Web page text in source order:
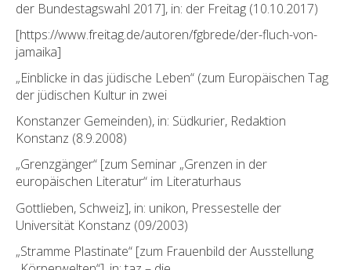
der Bundestagswahl 2017], in: der Freitag (10.10.2017)
[https://www.freitag.de/autoren/fgbrede/der-fluch-von-
jamaika]
„Einblicke in das jüdische Leben“ (zum Europäischen Tag
der jüdischen Kultur in zwei
Konstanzer Gemeinden), in: Südkurier, Redaktion
Konstanz (8.9.2008)
„Grenzgänger“ [zum Seminar „Grenzen in der
europäischen Literatur“ im Literaturhaus
Gottlieben, Schweiz], in: unikon, Pressestelle der
Universität Konstanz (09/2003)
„Stramme Plastinate“ [zum Frauenbild der Ausstellung